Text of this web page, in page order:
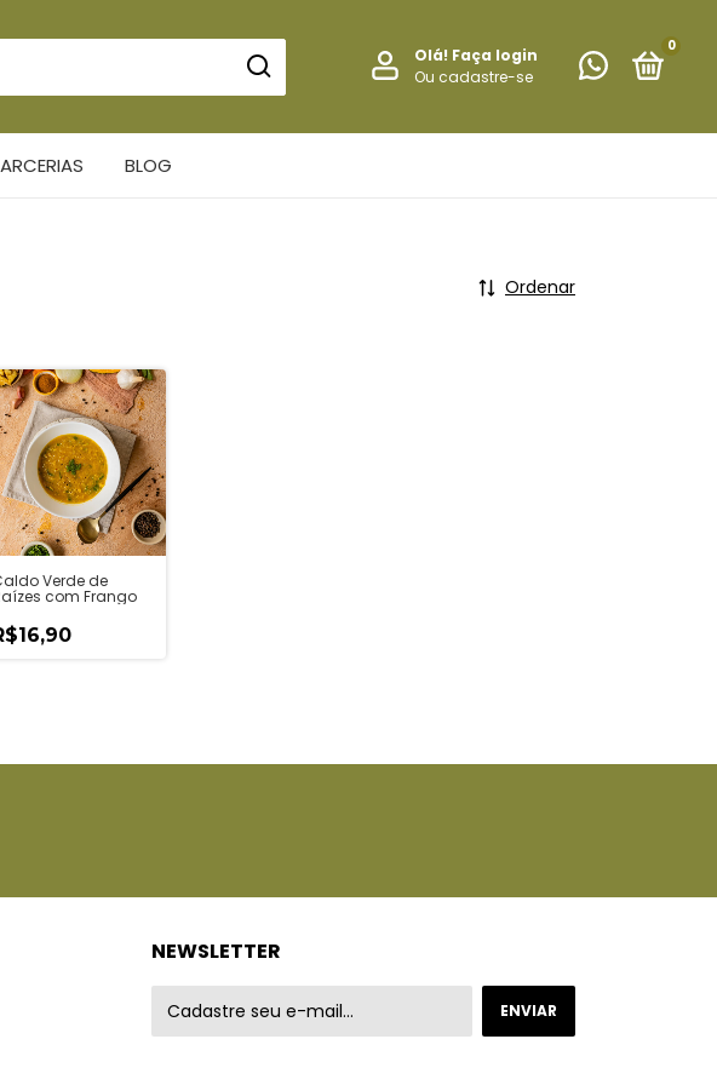
Olá! Faça login
Ou cadastre-se
0
BLOG
Ordenar
Verde de
com Frango
NEWSLETTER